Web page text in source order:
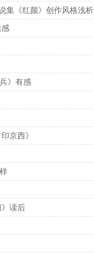
集《红颜》创作风格浅析
》有感
京西》
读后